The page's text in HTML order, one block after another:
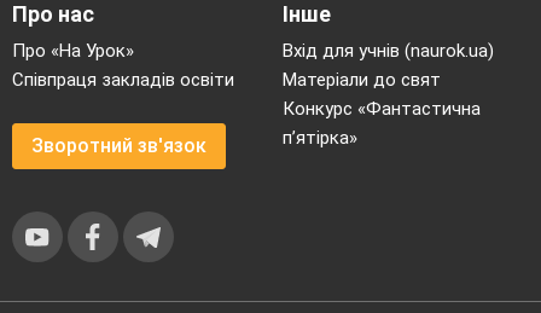
Про нас
Про «На Урок»
Співпраця закладів освіти
Зворотний зв'язок
Інше
Вхід для учнів (naurok.ua)
Матеріали до свят
Конкурс «Фантастична
п’ятірка»